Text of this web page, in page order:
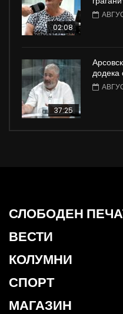
02:08
37:25
додека
СЛОБОДЕН
ВЕСТИ
КОЛУМНИ
СПОРТ
МАГАЗИН